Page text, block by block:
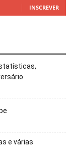
INSCREVER
e várias